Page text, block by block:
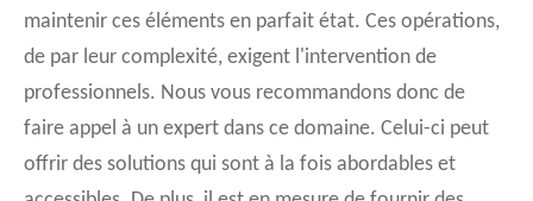
maintenir ces éléments en parfait état. Ces opérations,
de par leur complexité, exigent l'intervention de
professionnels. Nous vous recommandons donc de
faire appel à un expert dans ce domaine. Celui-ci peut
offrir des solutions qui sont à la fois abordables et